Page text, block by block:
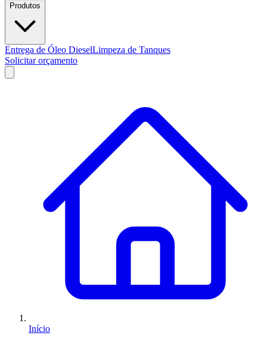
Produtos
Entrega de Óleo DieselLimpeza de Tanques
Solicitar orçamento
Início